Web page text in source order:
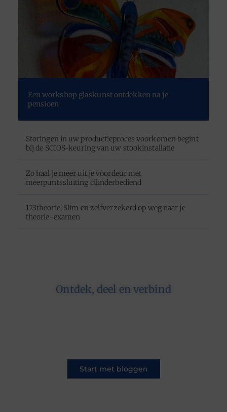
Een workshop glaskunst ontdekken na je
pensioen
Storingen in uw productieproces voorkomen begint
bij de SCIOS-keuring van uw stookinstallatie
Zo haal je meer uit je voordeur met
meerpuntssluiting cilinderbediend
123theorie: Slim en zelfverzekerd op weg naar je
theorie-examen
Ontdek, deel en verbind
Start met bloggen